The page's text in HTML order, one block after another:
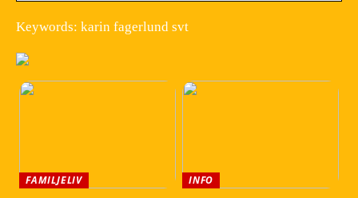
Keywords: karin fagerlund svt
FAMILJELIV
INFO